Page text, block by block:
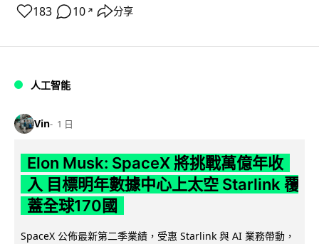
183 10 ↗ 分享
人工智能
Vin 1 日
Elon Musk: SpaceX 將挑戰萬億年收
入 目標明年數據中心上太空 Starlink 覆
蓋全球170國
SpaceX 公佈最新第二季業績，受惠 Starlink 與 AI 業務帶動，